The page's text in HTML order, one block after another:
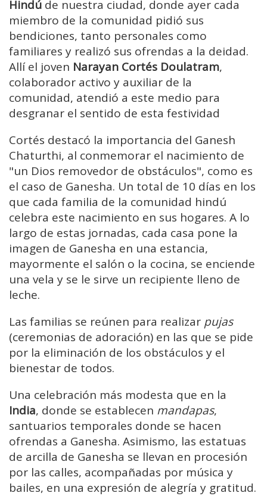
Hindú de nuestra ciudad, donde ayer cada
miembro de la comunidad pidió sus
bendiciones, tanto personales como
familiares y realizó sus ofrendas a la deidad.
Allí el joven Narayan Cortés Doulatram,
colaborador activo y auxiliar de la
comunidad, atendió a este medio para
desgranar el sentido de esta festividad
Cortés destacó la importancia del Ganesh
Chaturthi, al conmemorar el nacimiento de
"un Dios removedor de obstáculos", como es
el caso de Ganesha. Un total de 10 días en los
que cada familia de la comunidad hindú
celebra este nacimiento en sus hogares. A lo
largo de estas jornadas, cada casa pone la
imagen de Ganesha en una estancia,
mayormente el salón o la cocina, se enciende
una vela y se le sirve un recipiente lleno de
leche.
Las familias se reúnen para realizar pujas
(ceremonias de adoración) en las que se pide
por la eliminación de los obstáculos y el
bienestar de todos.
Una celebración más modesta que en la
India, donde se establecen mandapas,
santuarios temporales donde se hacen
ofrendas a Ganesha. Asimismo, las estatuas
de arcilla de Ganesha se llevan en procesión
por las calles, acompañadas por música y
bailes, en una expresión de alegría y gratitud.